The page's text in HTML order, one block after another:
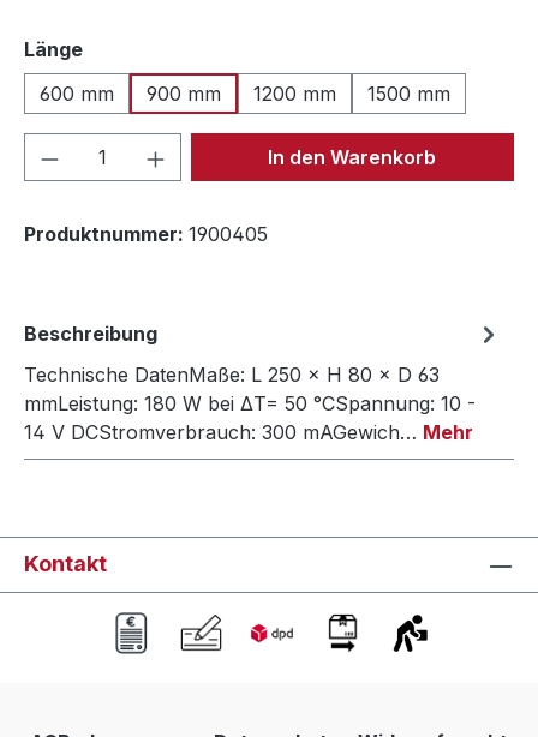
Längeauswählen
600 mm
900 mm 1200 mm 1500 mm
Produkt Anzahl: Gib denIn den Warenkorb
Produktnummer: 1900405
Beschreibung
Technische DatenMaße: L 250 × H 80 × D 63
mmLeistung: 180 W bei ΔT= 50 °CSpannung: 10 -
14 V DCStromverbrauch: 300 mAGewich… Mehr
Kontakt